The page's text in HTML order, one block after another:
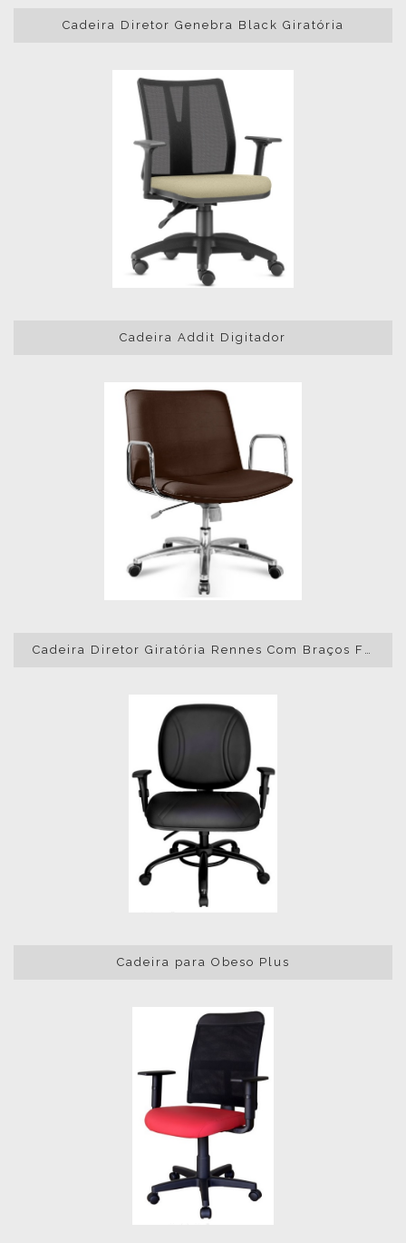
Cadeira Diretor Genebra Black Giratória
Cadeira Addit Digitador
Cadeira para Obeso Plus